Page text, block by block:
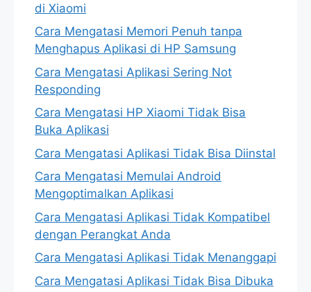
di Xiaomi
Cara Mengatasi Memori Penuh tanpa
Menghapus Aplikasi di HP Samsung
Cara Mengatasi Aplikasi Sering Not
Responding
Cara Mengatasi HP Xiaomi Tidak Bisa
Buka Aplikasi
Cara Mengatasi Aplikasi Tidak Bisa Diinstal
Cara Mengatasi Memulai Android
Mengoptimalkan Aplikasi
Cara Mengatasi Aplikasi Tidak Kompatibel
dengan Perangkat Anda
Cara Mengatasi Aplikasi Tidak Menanggapi
Cara Mengatasi Aplikasi Tidak Bisa Dibuka